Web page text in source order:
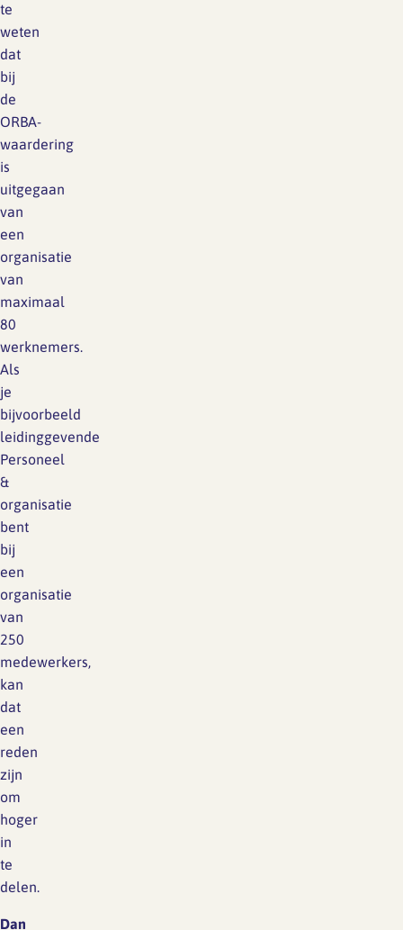
te
weten
dat
bij
de
ORBA-
waardering
is
uitgegaan
van
een
organisatie
van
maximaal
80
werknemers.
Als
je
bijvoorbeeld
leidinggevende
Personeel
&
organisatie
bent
bij
een
organisatie
van
250
medewerkers,
kan
dat
een
reden
zijn
om
hoger
in
te
delen.
Dan